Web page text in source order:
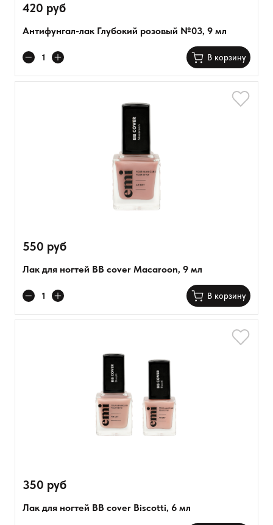
420 руб
Антифунгал-лак Глубокий розовый №03, 9 мл
В корзину
550 руб
Лак для ногтей BB cover Macaroon, 9 мл
В корзину
350 руб
Лак для ногтей BB cover Biscotti, 6 мл